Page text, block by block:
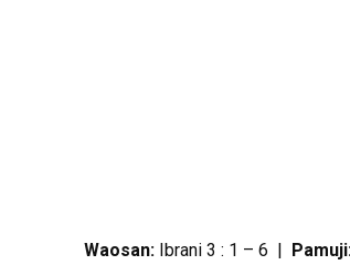
Waosan: Ibrani 3 : 1 – 6 |